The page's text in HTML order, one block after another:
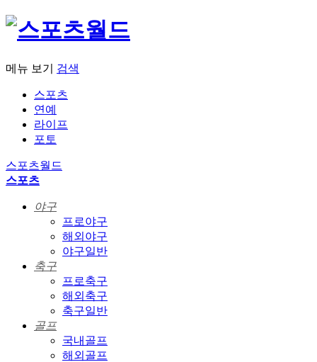
메뉴 보기 검색
스포츠
연예
라이프
포토
스포츠월드
스포츠
야구
프로야구
해외야구
야구일반
축구
프로축구
해외축구
축구일반
골프
국내골프
해외골프